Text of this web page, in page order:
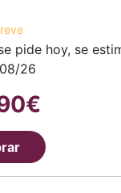
pide hoy, se
26